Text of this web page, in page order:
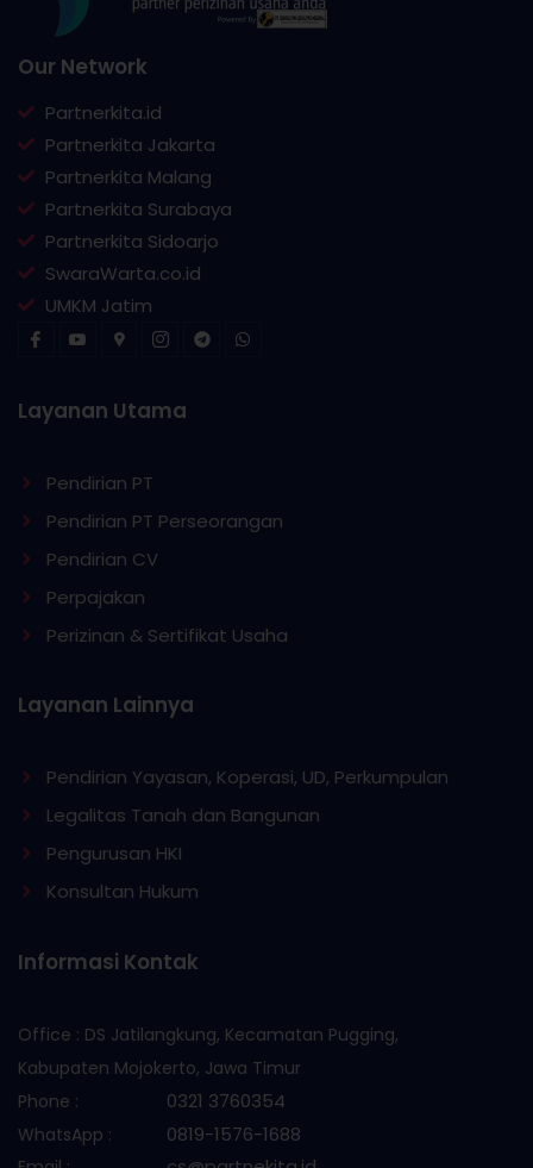
Our Network
Partnerkita.id
Partnerkita Jakarta
Partnerkita Malang
Partnerkita Surabaya
Partnerkita Sidoarjo
SwaraWarta.co.id
UMKM Jatim
Layanan Utama
Pendirian PT
Pendirian PT Perseorangan
Pendirian CV
Perpajakan
Perizinan & Sertifikat Usaha
Layanan Lainnya
Pendirian Yayasan, Koperasi, UD, Perkumpulan
Legalitas Tanah dan Bangunan
Pengurusan HKI
Konsultan Hukum
Informasi Kontak
Office : DS Jatilangkung, Kecamatan Pugging,
Kabupaten Mojokerto, Jawa Timur
Phone :
0321 3760354
WhatsApp : 0819-1576-1688